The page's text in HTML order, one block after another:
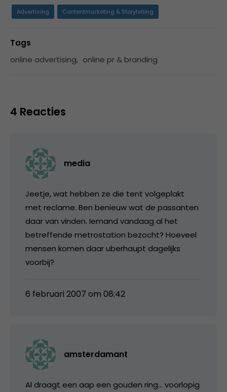
Advertising Contentmarketing & Storytelling
Tags
online advertising, online pr & branding
4 Reacties
media
Jeetje, wat hebben ze die tent volgeplakt
met reclame. Ben benieuw wat de passanten
daar van vinden. Iemand vandaag al het
betreffende metrostation bezocht? Hoeveel
mensen komen daar uberhaupt dagelijks
voorbij?
6 februari 2007 om 08:42
amsterdamant
Al draagt een aap een gouden ring… voorlopig